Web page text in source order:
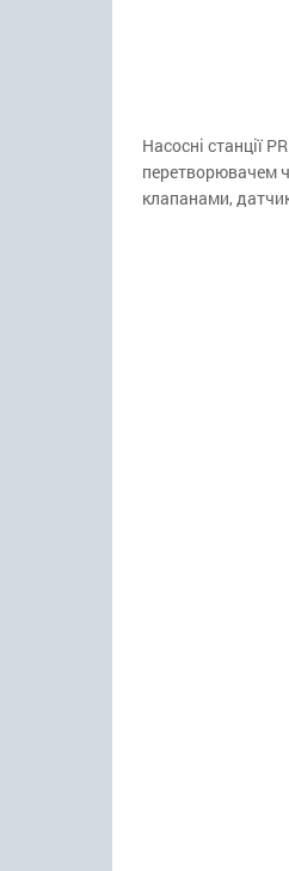
Насосні станції
перетворювачем
клапанами,